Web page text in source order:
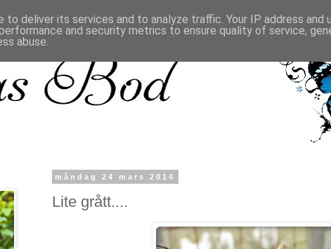
måndag 24 mars 2014
Lite grått....
to deliver its services and to analyze traffic. Your IP address and
and security metrics to ensure quality of service,
abuse.